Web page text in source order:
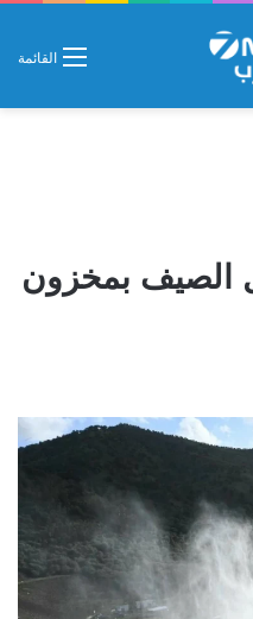
القائمة
الصيف بمخزون